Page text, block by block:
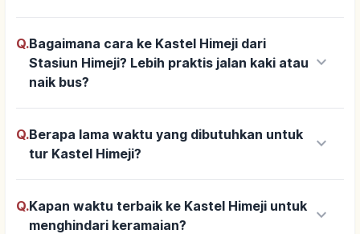
Q.Bagaimana cara ke Kastel Himeji dari
Stasiun Himeji? Lebih praktis jalan kaki atau
naik bus?
keyboard_arrow_down
Q.Berapa lama waktu yang dibutuhkan untuk
tur Kastel Himeji?
keyboard_arrow_down
Q.Kapan waktu terbaik ke Kastel Himeji untuk
menghindari keramaian?
keyboard_arrow_down